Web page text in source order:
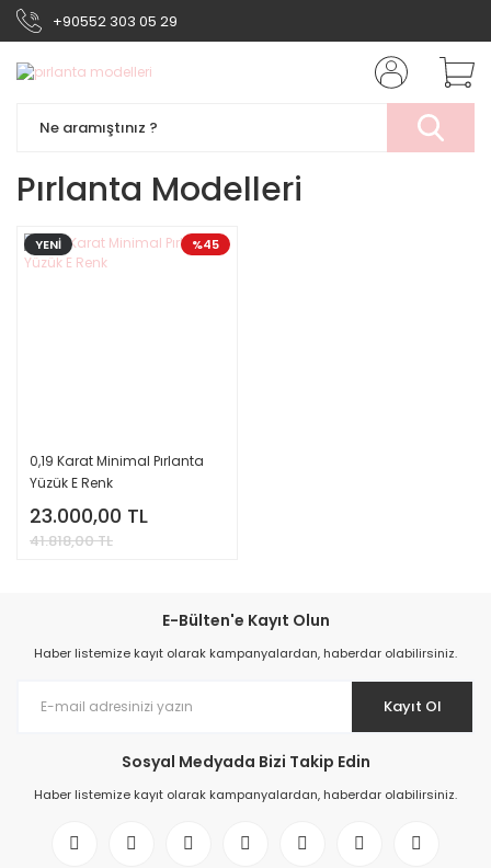
+90552 303 05 29
Pırlanta Modelleri
%45
YENİ
0,19 Karat Minimal Pırlanta
Yüzük E Renk
23.000,00 TL
41.818,00 TL
E-Bülten'e Kayıt Olun
Haber listemize kayıt olarak kampanyalardan, haberdar olabilirsiniz.
Kayıt Ol
Sosyal Medyada Bizi Takip Edin
Haber listemize kayıt olarak kampanyalardan, haberdar olabilirsiniz.